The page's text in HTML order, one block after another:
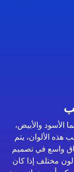
الأسود والأبيض،
الألوان، يتم
واسع في تصميم
مختلف إذا كان